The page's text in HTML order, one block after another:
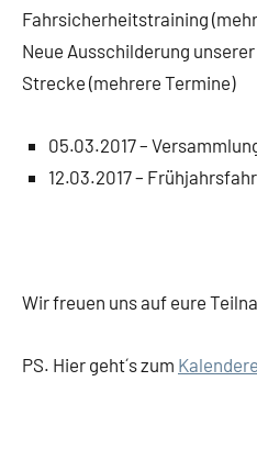
Fahrsicherheitstraining
Neue Ausschilderung
Strecke (mehrere Termine)
05.03.2017 –
12.03.2017 –
Wir freuen uns auf eure
PS. Hier geht´s zum